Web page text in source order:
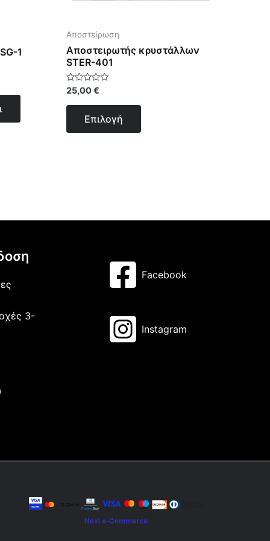
1
Αποστείρωση
Aποστειρωτής κρυστάλλων
STER-401
Βαθμολογήθηκε
0
25,00€
Επιλογή
σελίδα
3-
Facebook
Instagram